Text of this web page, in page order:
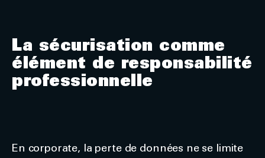
La sécurisation comme
élément de responsabilité
professionnelle
En corporate, la perte de données ne se limite